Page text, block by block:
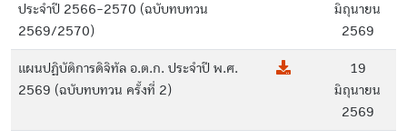
ประจำปี 2566-2570 (ฉบับทบทวน
2569/2570)
มิถุนายน
2569
แผนปฏิบัติการดิจิทัล อ.ต.ก. ประจำปี พ.ศ.
2569 (ฉบับทบทวน ครั้งที่ 2)
19
มิถุนายน
2569